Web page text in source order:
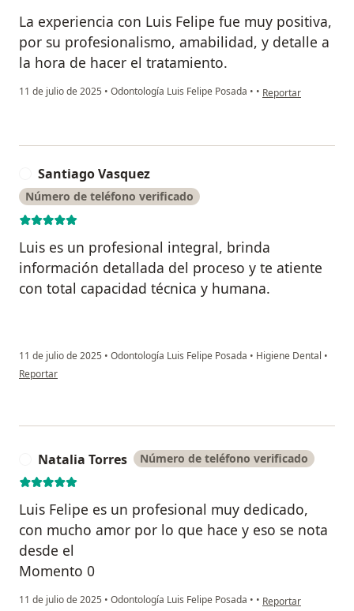
La experiencia con Luis Felipe fue muy positiva,
por su profesionalismo, amabilidad, y detalle a
la hora de hacer el tratamiento.
11 de julio de 2025 • Odontología Luis Felipe Posada • • en opinión del
Reportar
Santiago Vasquez
Número de teléfono verificado
Luis es un profesional integral, brinda
información detallada del proceso y te atiente
con total capacidad técnica y humana.
11 de julio de 2025 • Odontología Luis Felipe Posada • Higiene Dental •
en opinión del usuario Santiago Vasquez
Reportar
Natalia Torres Número de teléfono verificado
Luis Felipe es un profesional muy dedicado,
con mucho amor por lo que hace y eso se nota
desde el
Momento 0
11 de julio de 2025 • Odontología Luis Felipe Posada • • en opinión del
Reportar